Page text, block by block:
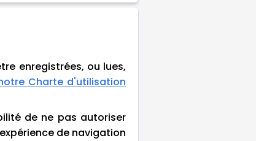
enregistrées, ou lues,
Charte d'utilisation
de ne pas autoriser
de navigation